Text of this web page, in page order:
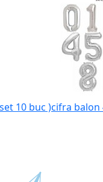
10 buc )cifra balon